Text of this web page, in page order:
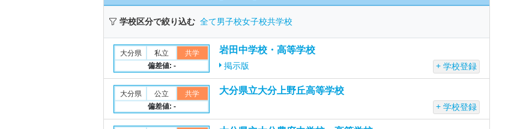
学校区分で絞り込む 全て男子校女子校共学校
岩田中学校・高等学校
大分県 私立
共学
偏差値: -
掲示版 学校登録
大分県立大分上野丘高等学校
大分県 公立
共学
偏差値: -
学校登録